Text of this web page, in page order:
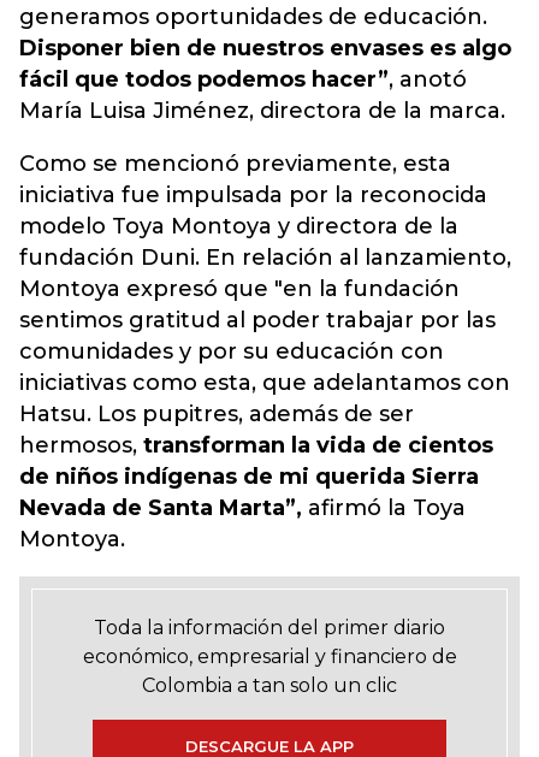
generamos oportunidades de educación.
Disponer bien de nuestros envases es algo
fácil que todos podemos hacer”, anotó
María Luisa Jiménez, directora de la marca.
Como se mencionó previamente, esta
iniciativa fue impulsada por la reconocida
modelo Toya Montoya y directora de la
fundación Duni. En relación al lanzamiento,
Montoya expresó que "en la fundación
sentimos gratitud al poder trabajar por las
comunidades y por su educación con
iniciativas como esta, que adelantamos con
Hatsu. Los pupitres, además de ser
hermosos, transforman la vida de cientos
de niños indígenas de mi querida Sierra
Nevada de Santa Marta”, afirmó la Toya
Montoya.
Toda la información del primer diario
económico, empresarial y financiero de
Colombia a tan solo un clic
DESCARGUE LA APP